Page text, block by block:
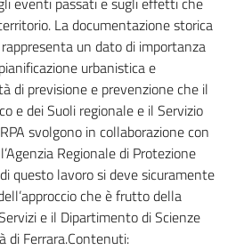
La documentazione storica
un dato di importanza
urbanistica e
di previsione e prevenzione che il
e dei Suoli regionale e il Servizio
svolgono in collaborazione con
Regionale di Protezione
questo lavoro si deve sicuramente
che è frutto della
e il Dipartimento di Scienze
di Ferrara.Contenuti: